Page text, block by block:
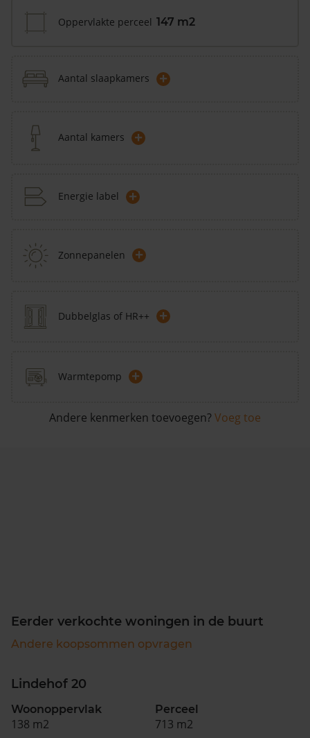
Oppervlakte perceel 147 m2
Aantal slaapkamers +
Aantal kamers +
Energie label +
Zonnepanelen +
Dubbelglas of HR++ +
Warmtepomp +
Andere kenmerken toevoegen? Voeg toe
Eerder verkochte woningen in de buurt
Andere koopsommen opvragen
Lindehof 20
Woonoppervlak
138 m2
Perceel
713 m2